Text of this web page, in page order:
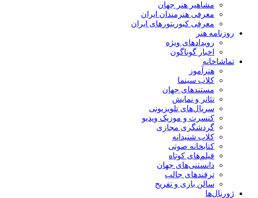
مشاهیر هنر جهان
معرفی هنرمندان ایران
معرفی کیوریتورهای ایران
روزنامه هنر
رویدادهای ویژه
اخبار گوناگون
تماشاخانه
هنرآموز
کلاب سینما
مستندهای جهان
تئاتر و نمایش
سریال‌های تلویزیونی
کنسرت و موزیک ویدیو
گردشگری مجازی
کلاب شنیدانه
کتابخانه صوتی
فیلم‌های کوتاه
دانستنی‌های جهان
ترفندهای جالب
سالن بازی و تفریح
ژورنال‌ها